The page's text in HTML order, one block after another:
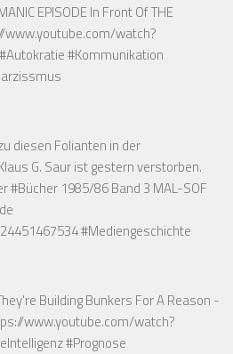
EPISODE In Front Of THE
www.youtube.com/watch?
#Kommunikation
diesen Folianten in der
G. Saur ist gestern verstorben.
#Bücher 1985/86 Band 3 MAL-SOF
#Mediengeschichte
Building Bunkers For A Reason -
www.youtube.com/watch?
#Prognose